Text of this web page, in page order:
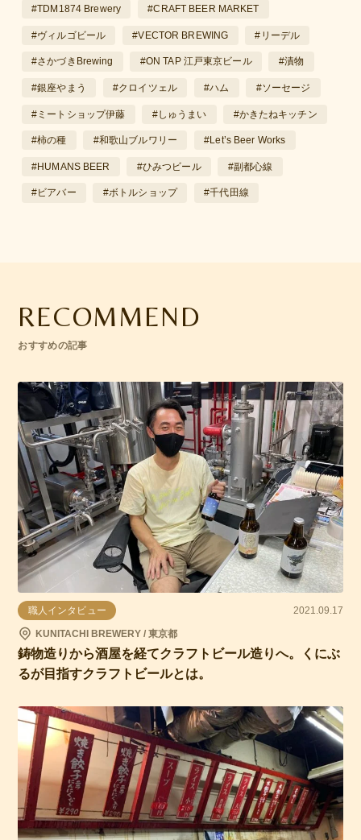
#TDM1874 Brewery #CRAFT BEER MARKET
#ヴィルゴビール #VECTOR BREWING #リーデル
#さかづきBrewing #ON TAP 江戸東京ビール #漬物
#銀座やまう #クロイツェル #ハム #ソーセージ
#ミートショップ伊藤 #しゅうまい #かきたねキッチン
#柿の種 #和歌山ブルワリー #Let’s Beer Works
#HUMANS BEER #ひみつビール #副都心線
#ビアバー #ボトルショップ #千代田線
RECOMMEND
おすすめの記事
職人インタビュー 2021.09.17
KUNITACHI BREWERY / 東京都
鋳物造りから酒屋を経てクラフトビール造りへ。くにぶ
るが目指すクラフトビールとは。